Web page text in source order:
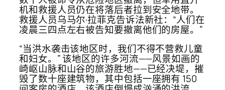
机和救援人员仍在将落后者拉到安全地带。
救援人员乌马尔·拉菲克告诉法新社：“人们在
凌晨三四点左右被告知要撤离他们的房屋。”
“当洪水袭击该地区时，我们不得不营救儿童
和妇女。” 该地区的许多河流——风景如画的
崎岖山脉和山谷的旅游胜地——已经决堤，摧
毁了数十座建筑物，其中包括一座拥有 150